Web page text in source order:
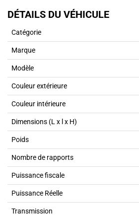
DÉTAILS DU VÉHICULE
Catégorie
Marque
Modèle
Couleur extérieure
Couleur intérieure
Dimensions (L x l x H)
Poids
Nombre de rapports
Puissance fiscale
Puissance Réelle
Transmission